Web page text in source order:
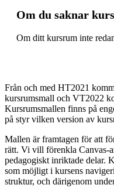
Om du saknar
Om ditt kursrum inte
Från och med HT2021
kursrumsmall och VT2022
Kursrumsmallen finns på
på styr vilken version av
Mallen är framtagen för att
rätt. Vi vill förenkla Canvas-
pedagogiskt inriktade delar.
som möjligt i kursens
struktur, och därigenom